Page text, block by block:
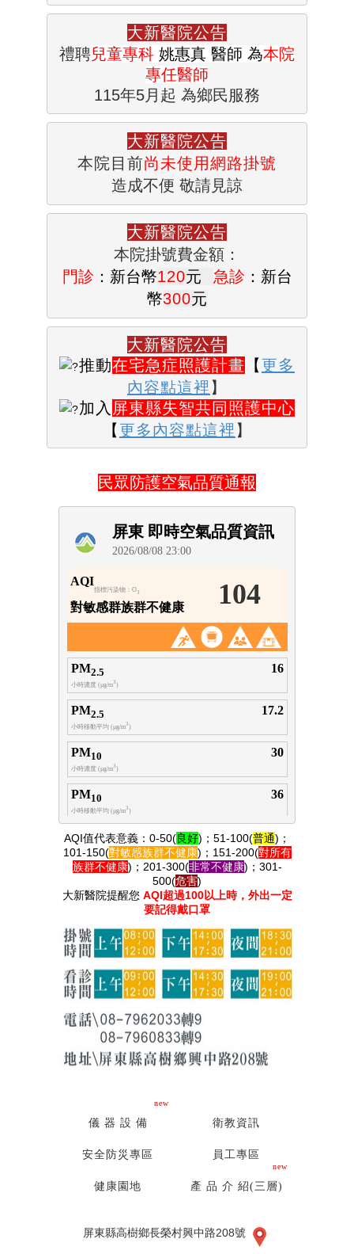
禮聘兒童專科 姚惠真 醫師 為本院
115年5月起 為鄉民服務
大新醫院公告
本院目前尚未使用網路掛號
造成不便 敬請見諒
門診 ：新台幣120元 急診 ：新台
幣300元
大新醫院公告
推動在宅急症照護計畫 【 更多
內容點這裡 】
加入 屏東縣失智共同照護中心
【 更多內容點這裡 】
民眾防護空氣品質通報
AQI值代表意義：0-50(良好)；51-100(普通) ；
101-150(對敏感族群不健康) ；151-200(對所有
族群不健康) ；201-300(非常不健康) ；301-
500(危害)
大新醫院提醒您 AQI超過100以上時，外出一定
要記得戴口罩
new
儀 器 設 備 衛教資訊
安全防災專區 員工專區
健康園地
new
產 品 介 紹(三層)
屏東縣高樹鄉長榮村興中路208號